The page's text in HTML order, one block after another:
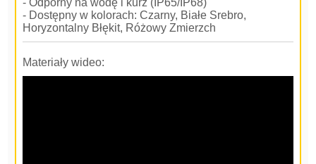
- Odporny na wodę i kurz (IP65/IP68)
- Dostępny w kolorach: Czarny, Białe Srebro,
Horyzontalny Błękit, Różowy Zmierzch
Materiały wideo: